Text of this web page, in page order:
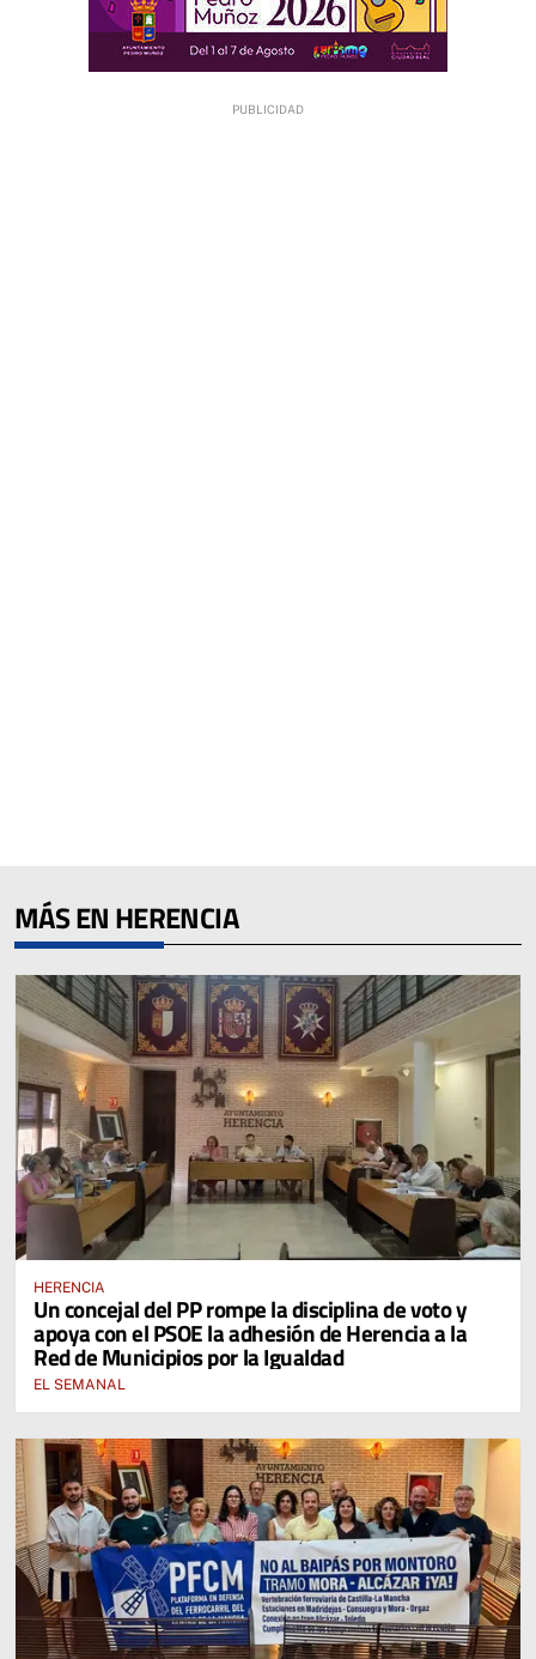
MÁS EN HERENCIA
HERENCIA
Un concejal del PP rompe la disciplina de voto y
apoya con el PSOE la adhesión de Herencia a la
Red de Municipios por la Igualdad
EL SEMANAL